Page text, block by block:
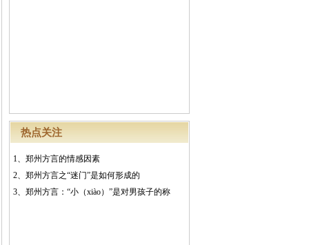
热点关注
1、 郑州方言的情感因素
2、 郑州方言之“迷门”是如何形成的
3、 郑州方言：“小（xiào）”是对男孩子的称